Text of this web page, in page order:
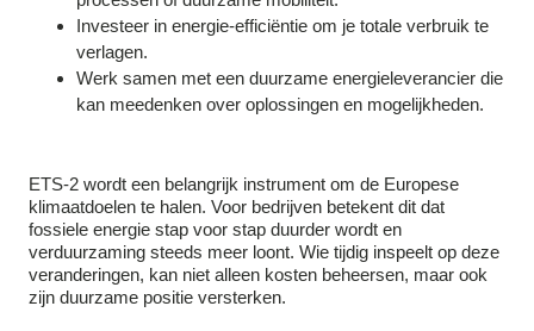
Investeer in energie-efficiëntie om je totale verbruik te
verlagen.
Werk samen met een duurzame energieleverancier die
kan meedenken over oplossingen en mogelijkheden.
ETS-2 wordt een belangrijk instrument om de Europese
klimaatdoelen te halen. Voor bedrijven betekent dit dat
fossiele energie stap voor stap duurder wordt en
verduurzaming steeds meer loont. Wie tijdig inspeelt op deze
veranderingen, kan niet alleen kosten beheersen, maar ook
zijn duurzame positie versterken.